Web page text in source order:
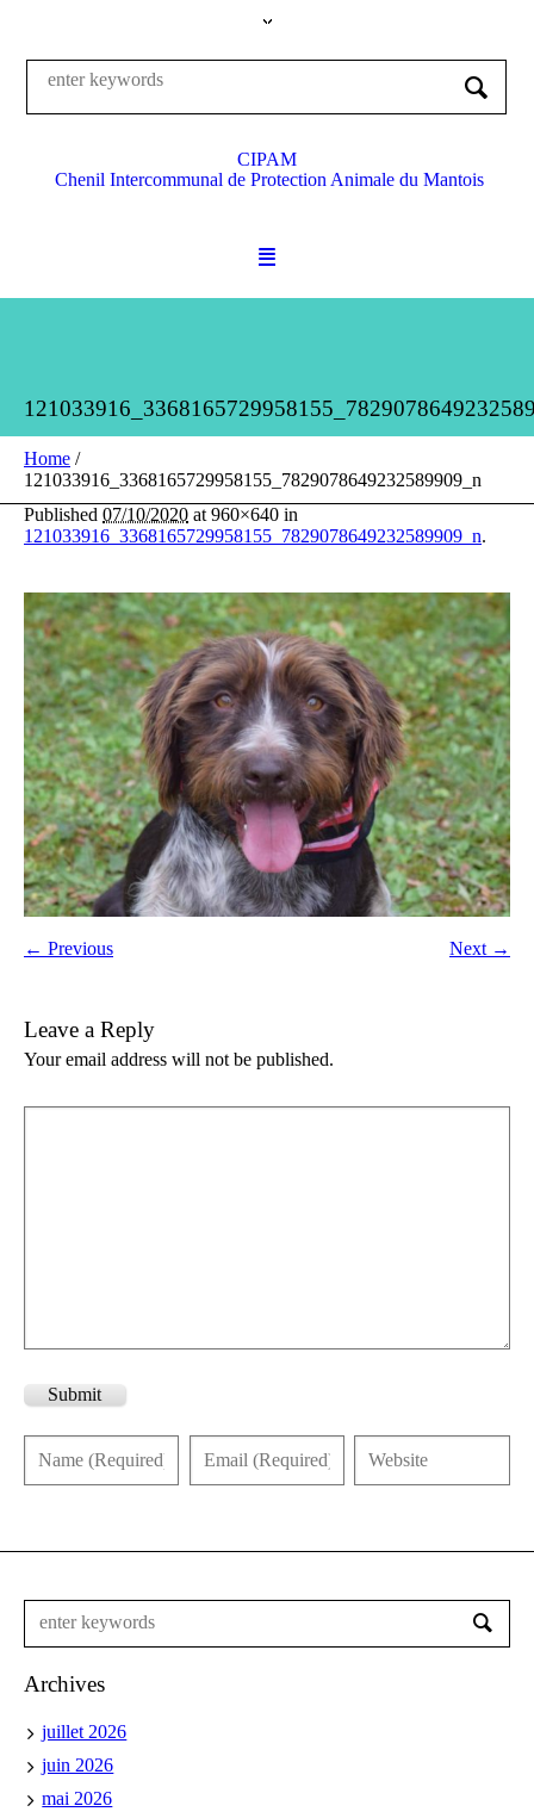
CIPAM
Chenil Intercommunal de Protection Animale du Mantois
Home /
121033916_3368165729958155_7829078649232589909_n
Published 07/10/2020 at 960×640 in
121033916_3368165729958155_7829078649232589909_n.
← Previous Next →
Leave a Reply
Your email address will not be published.
Submit
Archives
juillet 2026
juin 2026
mai 2026